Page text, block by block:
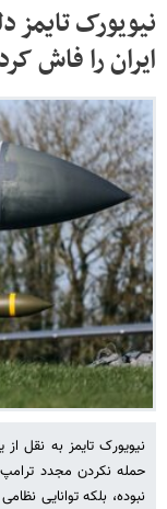
نیویورک تایمز
ایران را فاش
نیویورک تایمز به نقل
حمله نکردن مجدد
نبوده، بلکه توانایی